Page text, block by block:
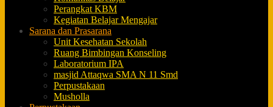
Perangkat KBM
Kegiatan Belajar Mengajar
Sarana dan Prasarana
Unit Kesehatan Sekolah
Ruang Bimbingan Konseling
Laboratorium IPA
masjid Attaqwa SMA N 11 Smd
Perpustakaan
Musholla